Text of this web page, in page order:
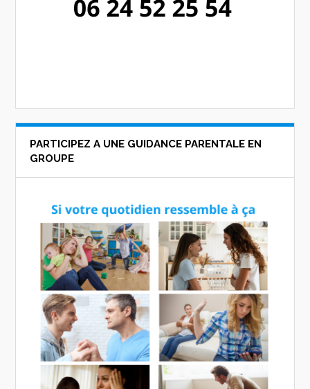
PARTICIPEZ A UNE GUIDANCE PARENTALE EN
GROUPE